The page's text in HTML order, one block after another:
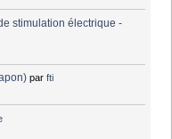
stimulation électrique -
parfti